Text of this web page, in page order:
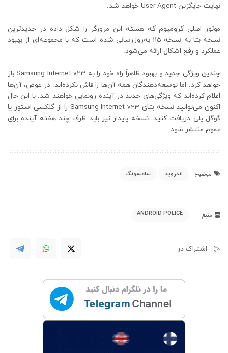
نهایت جایگزین User-Agent خواهد شد.
موتور اصلی کرومیوم که هسته این مرورگر را شکل داده در جدیدترین
نسخه بتا به نسخه 115 به‌روزرسانی شده است که با مجموعه‌ای از بهبود
عملکرد و رفع اشکال ارائه می‌شود.
چندین ویژگی جدید و بهبود ظاهراً راه خود را به Samsung Internet v23 باز
خواهد کرد. اما توسعه‌دهندگان همه آن‌ها را فاش نکرده‌اند. در عوض، آن‌ها
اعلام کرده‌اند که ویژگی‌های جدید در آینده رونمایی خواهند شد. با این حال
اکنون می‌توانید نسخه بتای Samsung Internet v23 را از گلکسی استور یا
گوگل پلی دریافت کنید. نسخه پایدار نیز باید ظرف چند هفته آینده برای
عموم منتشر شود.
موضوع اندروید سامسونگ
منبع ANDROID POLICE
اشتراک در